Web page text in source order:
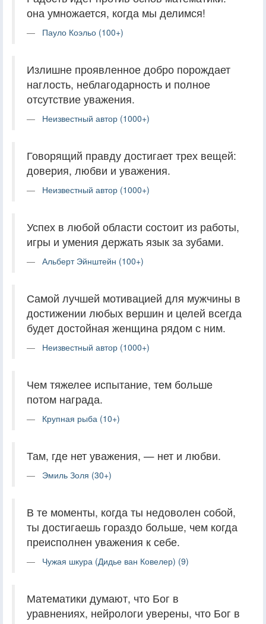
она умножается, когда мы делимся!
Пауло Коэльо (100+)
Излишне проявленное добро порождает
наглость, неблагодарность и полное
отсутствие уважения.
Неизвестный автор (1000+)
Говорящий правду достигает трех вещей:
доверия, любви и уважения.
Неизвестный автор (1000+)
Успех в любой области состоит из работы,
игры и умения держать язык за зубами.
Альберт Эйнштейн (100+)
Самой лучшей мотивацией для мужчины в
достижении любых вершин и целей всегда
будет достойная женщина рядом с ним.
Неизвестный автор (1000+)
Чем тяжелее испытание, тем больше
потом награда.
Крупная рыба (10+)
Там, где нет уважения, — нет и любви.
Эмиль Золя (30+)
В те моменты, когда ты недоволен собой,
ты достигаешь гораздо больше, чем когда
преисполнен уважения к себе.
Чужая шкура (Дидье ван Ковелер) (9)
Математики думают, что Бог в
уравнениях, нейрологи уверены, что Бог в